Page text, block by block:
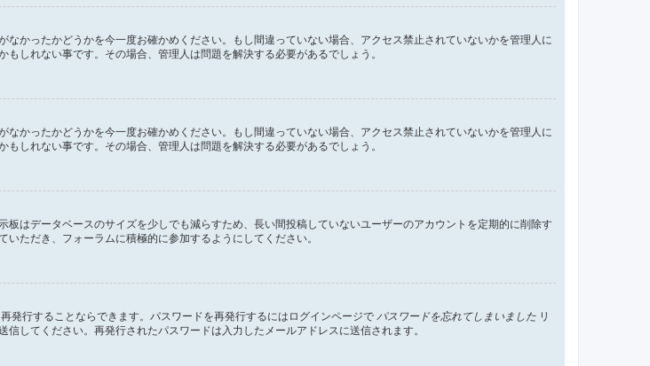
かったかどうかを今一度お確かめください。もし間違っていない場合、アクセス禁止されていないかを管理人に
しれない事です。その場合、管理人は問題を解決する必要があるでしょう。
かったかどうかを今一度お確かめください。もし間違っていない場合、アクセス禁止されていないかを管理人に
しれない事です。その場合、管理人は問題を解決する必要があるでしょう。
はデータベースのサイズを少しでも減らすため、長い間投稿していないユーザーのアカウントを定期的に削除す
ただき、フォーラムに積極的に参加するようにしてください。
発行することならできます。パスワードを再発行するにはログインページで パスワードを忘れてしまいました リ
してください。再発行されたパスワードは入力したメールアドレスに送信されます。